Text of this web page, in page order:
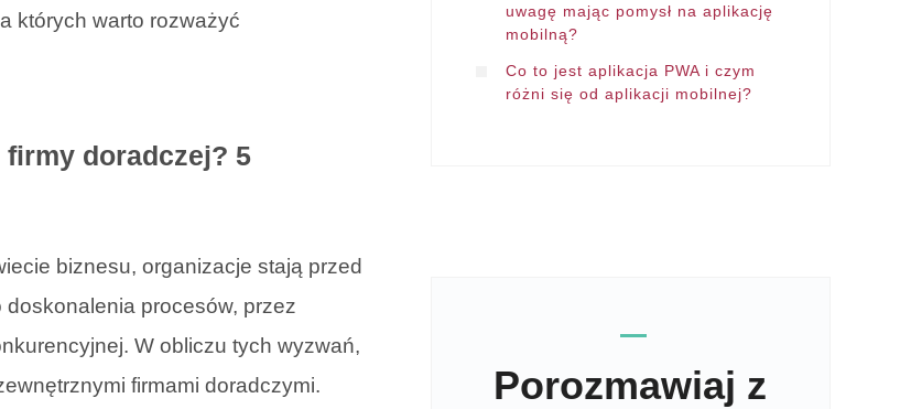
których warto rozważyć
firmy doradczej? 5
biznesu, organizacje stają przed
procesów, przez
W obliczu tych wyzwań,
firmami doradczymi.
uwagę mając pomysł na aplikację
mobilną?
Co to jest aplikacja PWA i czym
różni się od aplikacji mobilnej?
Porozmawiaj z